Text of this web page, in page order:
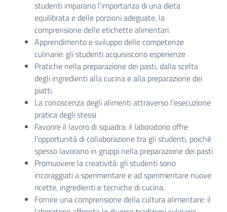
studenti imparano l’importanza di una dieta
equilibrata e delle porzioni adeguate, la
comprensione delle etichette alimentari.
Apprendimento e sviluppo delle competenze
culinarie: gli studenti acquisiscono esperienze
Pratiche nella preparazione dei pasti, dalla scelta
degli ingredienti alla cucina e alla preparazione dei
piatti.
La conoscenza degli alimenti attraverso l’esecuzione
pratica degli stessi
Favorire il lavoro di squadra: il laboratorio offre
l’opportunità di collaborazione tra gli studenti, poiché
spesso lavorano in gruppi nella preparazione dei pasti
Promuovere la creatività: gli studenti sono
incoraggiati a sperimentare e ad sperimentare nuove
ricette, ingredienti e tecniche di cucina.
Fornire una comprensione della cultura alimentare: il